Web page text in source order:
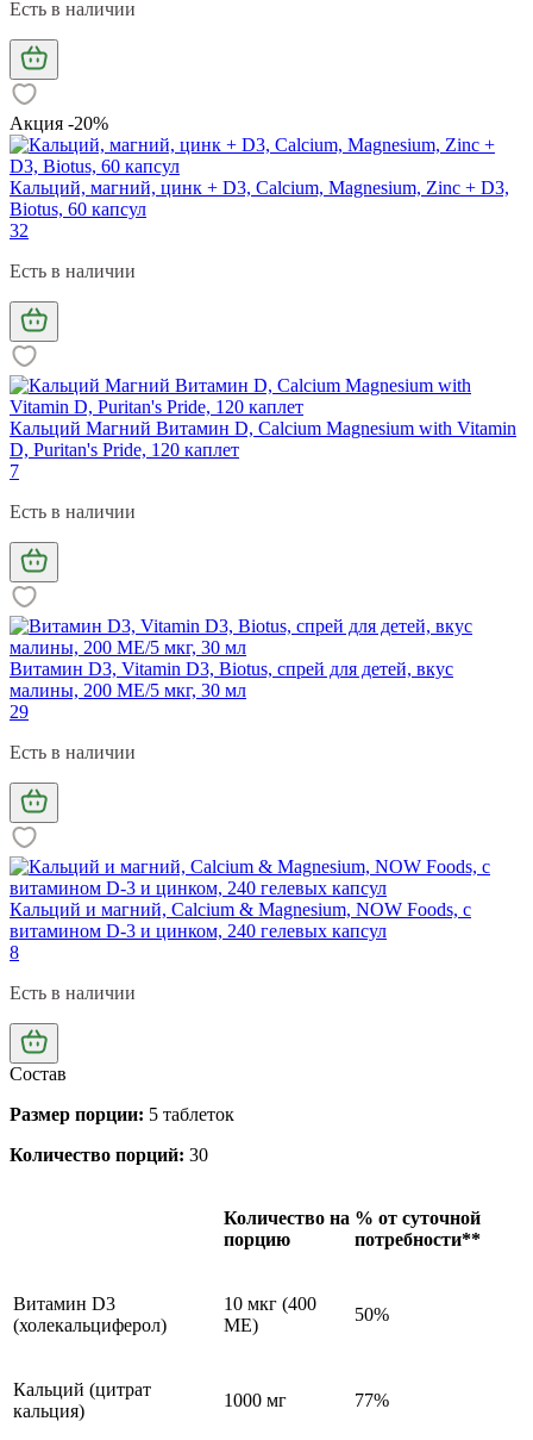
Есть в наличии
Акция -20%
Кальций, магний, цинк + D3, Calcium, Magnesium, Zinc + D3,
Biotus, 60 капсул
32
Есть в наличии
Кальций Магний Витамин D, Calcium Magnesium with Vitamin
D, Puritan's Pride, 120 каплет
7
Есть в наличии
Витамин D3, Vitamin D3, Biotus, спрей для детей, вкус
малины, 200 МЕ/5 мкг, 30 мл
29
Есть в наличии
Кальций и магний, Calcium & Magnesium, NOW Foods, с
витамином D-3 и цинком, 240 гелевых капсул
8
Есть в наличии
Состав
Размер порции: 5 таблеток
Количество порций: 30
Количество на
порцию
% от суточной
потребности**
Витамин D3
(холекальциферол)
10 мкг (400
МЕ)
50%
Кальций (цитрат
кальция)
1000 мг 77%